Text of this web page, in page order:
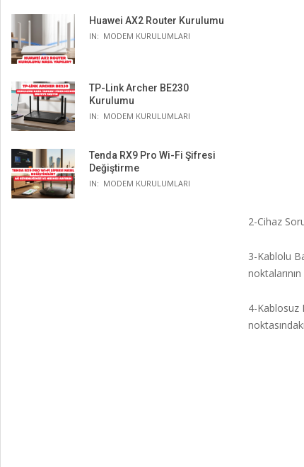
2-Cihaz
3-Kablolu
4-Kablosuz
Huawei AX2 Router Kurulumu
IN: MODEM KURULUMLARI
TP-Link Archer BE230
Kurulumu
IN: MODEM KURULUMLARI
Tenda RX9 Pro Wi-Fi Şifresi
Değiştirme
IN: MODEM KURULUMLARI